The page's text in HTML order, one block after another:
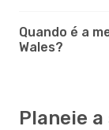
Quando é a
Wales?
Planeie